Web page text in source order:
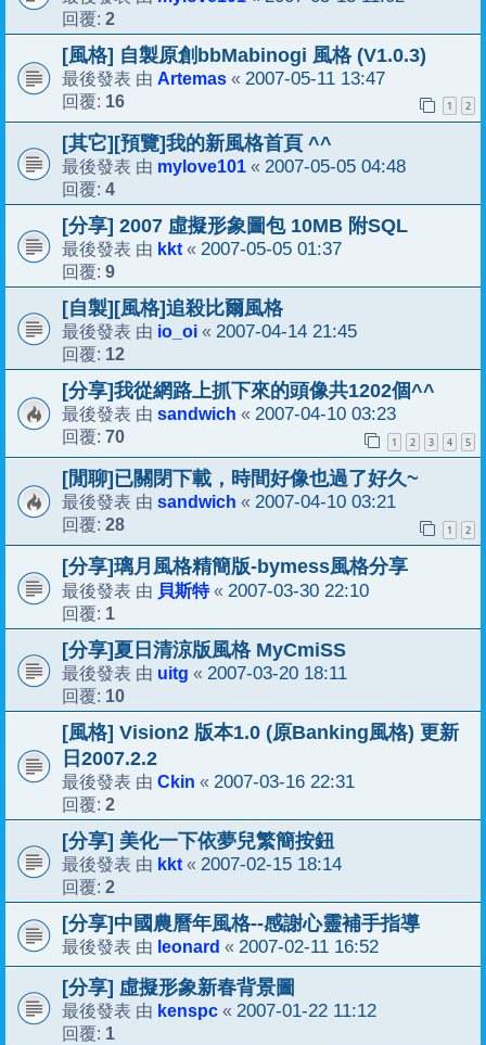
回覆: 2
[風格] 自製原創bbMabinogi 風格 (V1.0.3)
最後發表 由 Artemas « 2007-05-11 13:47
回覆: 16 1 2
[其它][預覽]我的新風格首頁 ^^
最後發表 由 mylove101 « 2007-05-05 04:48
回覆: 4
[分享] 2007 虛擬形象圖包 10MB 附SQL
最後發表 由 kkt « 2007-05-05 01:37
回覆: 9
[自製][風格]追殺比爾風格
最後發表 由 io_oi « 2007-04-14 21:45
回覆: 12
[分享]我從網路上抓下來的頭像共1202個^^
最後發表 由 sandwich « 2007-04-10 03:23
回覆: 70 1 2 3 4 5
[閒聊]已關閉下載，時間好像也過了好久~
最後發表 由 sandwich « 2007-04-10 03:21
回覆: 28 1 2
[分享]璃月風格精簡版-bymess風格分享
最後發表 由 貝斯特« 2007-03-30 22:10
回覆: 1
[分享]夏日清涼版風格 MyCmiSS
最後發表 由 uitg « 2007-03-20 18:11
回覆: 10
[風格] Vision2 版本1.0 (原Banking風格) 更新
日2007.2.2
最後發表 由 Ckin « 2007-03-16 22:31
回覆: 2
[分享] 美化一下依夢兒繁簡按鈕
最後發表 由 kkt « 2007-02-15 18:14
回覆: 2
[分享]中國農曆年風格--感謝心靈補手指導
最後發表 由 leonard « 2007-02-11 16:52
[分享] 虛擬形象新春背景圖
最後發表 由 kenspc « 2007-01-22 11:12
回覆: 1